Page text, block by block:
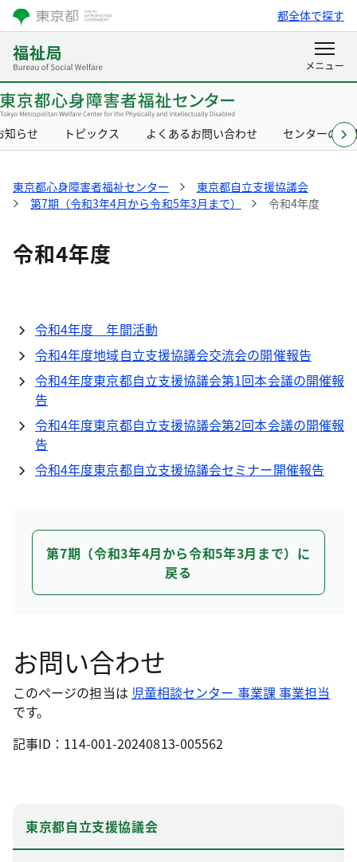
都全体で探す
知らせ トピックス よくあるお問い合わせ センターの概
東京都心身障害者福祉センター
東京都自立支援協議会
第7期（令和3年4月から令和5年3月まで）
令和4年度
令和4年度
令和4年度 年間活動
令和4年度地域自立支援協議会交流会の開催報告
令和4年度東京都自立支援協議会第1回本会議の開催報
告
令和4年度東京都自立支援協議会第2回本会議の開催報
告
令和4年度東京都自立支援協議会セミナー開催報告
第7期（令和3年4月から令和5年3月まで）に
戻る
お問い合わせ
このページの担当は 児童相談センター 事業課 事業担当
です。
記事ID：114-001-20240813-005562
東京都自立支援協議会